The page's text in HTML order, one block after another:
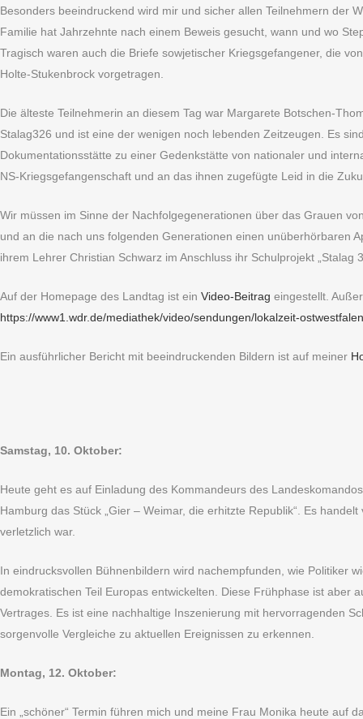
Besonders beeindruckend wird mir und sicher allen Teilnehmern der
Familie hat Jahrzehnte nach einem Beweis gesucht, wann und wo
Tragisch waren auch die Briefe sowjetischer Kriegsgefangener, die
Holte-Stukenbrock vorgetragen.
Die älteste Teilnehmerin an diesem Tag war Margarete Botschen-
Stalag326 und ist eine der wenigen noch lebenden Zeitzeugen. Es
Dokumentationsstätte zu einer Gedenkstätte von nationaler und
NS-Kriegsgefangenschaft und an das ihnen zugefügte Leid in die
Wir müssen im Sinne der Nachfolgegenerationen über das Grauen
und an die nach uns folgenden Generationen einen unüberhörbaren
ihrem Lehrer Christian Schwarz im Anschluss ihr Schulprojekt
Auf der Homepage des Landtag ist ein Video-Beitrag eingestellt.
https://www1.wdr.de/mediathek/video/sendungen/lokalzeit-
Ein ausführlicher Bericht mit beeindruckenden Bildern ist auf meiner
Samstag, 10. Oktober:
Heute geht es auf Einladung des Kommandeurs des
Hamburg das Stück „Gier – Weimar, die erhitzte Republik“. Es
verletzlich war.
In eindrucksvollen Bühnenbildern wird nachempfunden, wie Politiker
demokratischen Teil Europas entwickelten. Diese Frühphase ist aber
Vertrages. Es ist eine nachhaltige Inszenierung mit hervorragenden
sorgenvolle Vergleiche zu aktuellen Ereignissen zu erkennen.
Montag, 12. Oktober:
Ein „schöner“ Termin führen mich und meine Frau Monika heute auf